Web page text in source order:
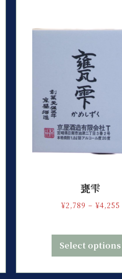
甕雫
¥2,789 – ¥4,255
Select options